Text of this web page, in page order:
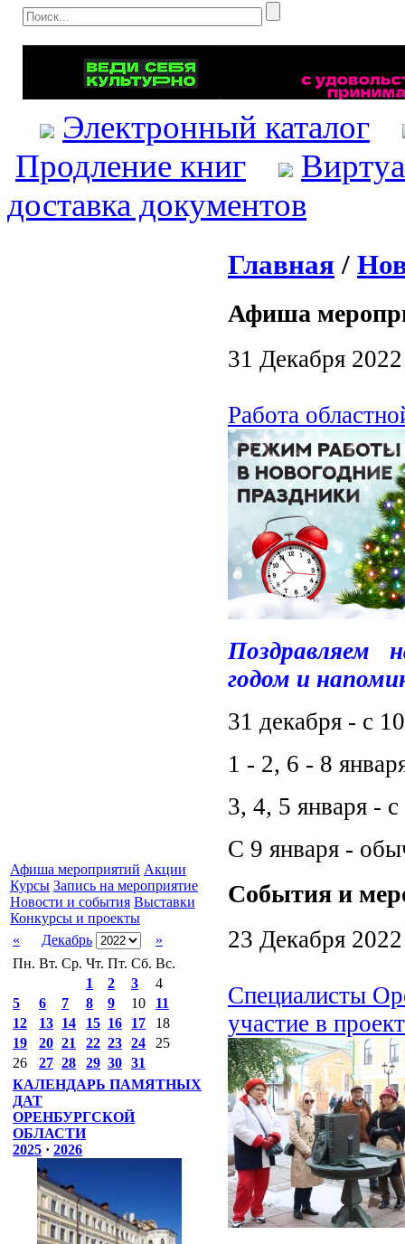
Электронный каталог
Продление книг
доставка документов
Афиша мероприятий Акции
Курсы Запись на мероприятие
Новости и события Выставки
Конкурсы и проекты
«
Декабрь
»
Пн. Вт. Ср. Чт. Пт. Сб. Вс.
1
2 3
4
5
6 7 8 9 10
11
12
13 14 15 16 17
18
19
20 21 22 23 24
25
26
27 28 29 30 31
КАЛЕНДАРЬ ПАМЯТНЫХ
ДАТ
ОРЕНБУРГСКОЙ
ОБЛАСТИ
2025 · 2026
Главная /
Афиша
31 Декабря
Работа
годом и
31 декабря - с
1 - 2, 6 - 8
3, 4, 5 января -
С 9 января -
События и
23 Декабря 2022
Специалисты
участие в